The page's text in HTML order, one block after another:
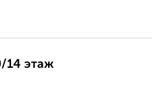
14 этаж